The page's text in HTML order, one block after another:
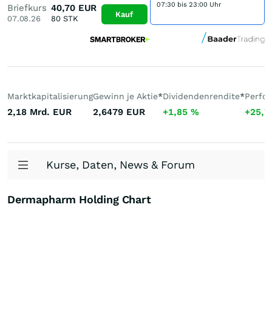
Briefkurs
07.08.26
40,70 EUR
80 STK Kauf
07:30 bis 23:00 Uhr
Marktkapitalisierung
2,18 Mrd. EUR
Gewinn je Aktie*
2,6479 EUR
Dividendenrendite*
+1,85 %
Kurse, Daten, News & Forum
Dermapharm Holding Chart